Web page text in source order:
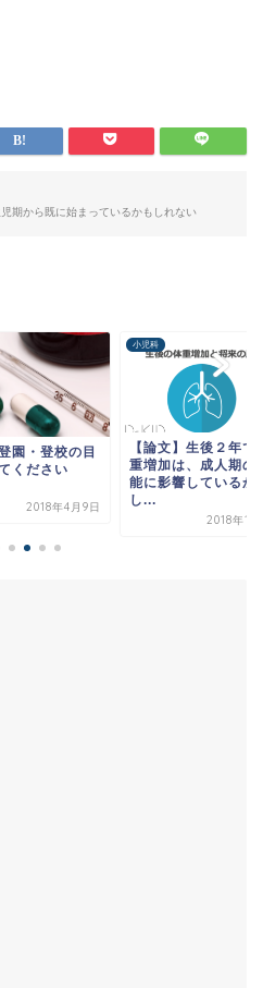
期から既に始まっているかもしれない
園・登校の目
ください
2018年4月9日
小児科
【論文】生後２年で
重増加は、成人期の
能に影響しているか
し...
2018年12